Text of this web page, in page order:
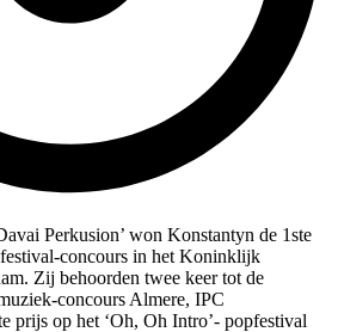
Perkusion’ won Konstantyn de 1ste
concours in het Koninklijk
Zij behoorden twee keer tot de
concours Almere, IPC
prijs op het ‘Oh, Oh Intro’- popfestival